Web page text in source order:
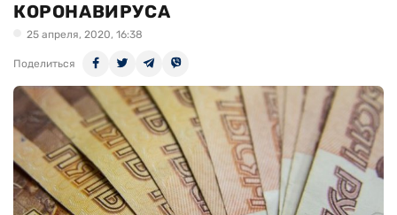
КОРОНАВИРУСА
25 апреля, 2020, 16:38
Поделиться